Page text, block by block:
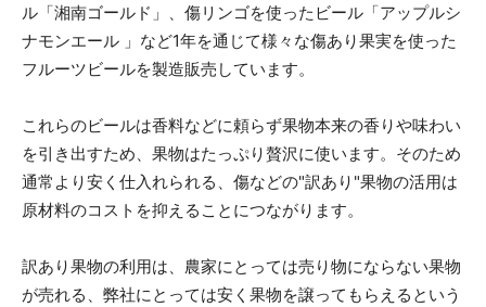
ル「湘南ゴールド」、傷リンゴを使ったビール「アップルシ
ナモンエール 」など1年を通じて様々な傷あり果実を使った
フルーツビールを製造販売しています。
これらのビールは香料などに頼らず果物本来の香りや味わい
を引き出すため、果物はたっぷり贅沢に使います。そのため
通常より安く仕入れられる、傷などの"訳あり"果物の活用は
原材料のコストを抑えることにつながります。
訳あり果物の利用は、農家にとっては売り物にならない果物
が売れる、弊社にとっては安く果物を譲ってもらえるという